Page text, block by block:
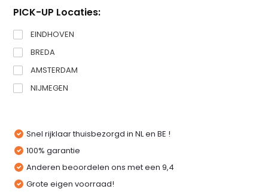
PICK-UP Locaties:
EINDHOVEN
BREDA
AMSTERDAM
NIJMEGEN
Snel rijklaar thuisbezorgd in NL en BE !
100% garantie
Anderen beoordelen ons met een 9,4
Grote eigen voorraad!